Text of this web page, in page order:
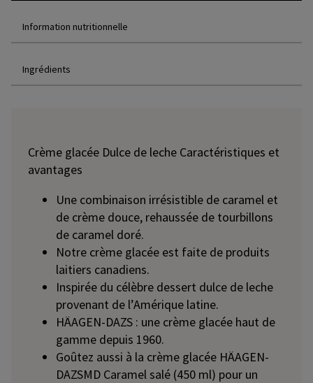
Information nutritionnelle
Ingrédients
Crème glacée Dulce de leche Caractéristiques et
avantages
Une combinaison irrésistible de caramel et
de crème douce, rehaussée de tourbillons
de caramel doré.
Notre crème glacée est faite de produits
laitiers canadiens.
Inspirée du célèbre dessert dulce de leche
provenant de l’Amérique latine.
HÄAGEN-DAZS : une crème glacée haut de
gamme depuis 1960.
Goûtez aussi à la crème glacée HÄAGEN-
DAZSMD Caramel salé (450 ml) pour un